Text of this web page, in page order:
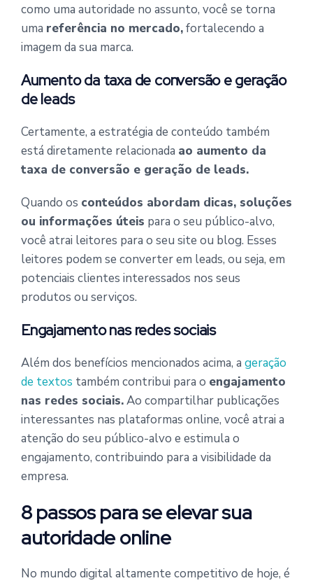
como uma autoridade no assunto, você se torna
uma referência no mercado,fortalecendo a
imagem da sua marca.
Aumento da taxa de conversão e geração
de leads
Certamente, a estratégia de conteúdo também
está diretamente relacionada ao aumento da
taxa de conversão e geração de leads.
Quando os conteúdos abordam dicas, soluções
ou informações úteis para o seu público-alvo,
você atrai leitores para o seu site ou blog. Esses
leitores podem se converter em leads, ou seja, em
potenciais clientes interessados nos seus
produtos ou serviços.
Engajamento nas redes sociais
Além dos benefícios mencionados acima, a geração
de textos também contribui para o engajamento
nas redes sociais.Ao compartilhar publicações
interessantes nas plataformas online, você atrai a
atenção do seu público-alvo e estimula o
engajamento, contribuindo para a visibilidade da
empresa.
8 passos para se elevar sua
autoridade online
No mundo digital altamente competitivo de hoje, é